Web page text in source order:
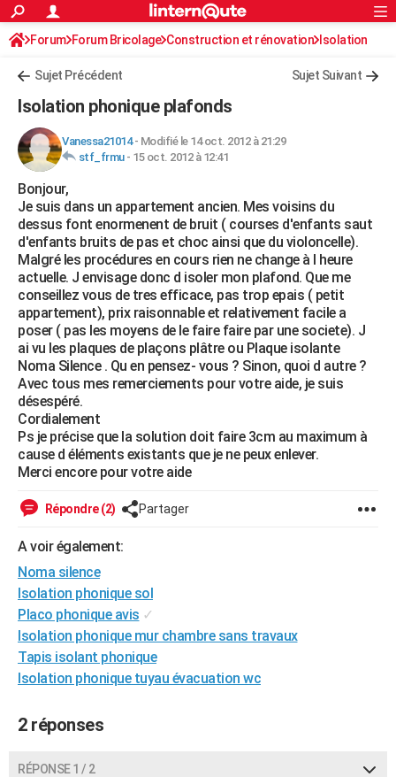
ACTUALITÉS
Politique
Société
Faits Divers
Education
Monde
Villes
+
FINANCE
Retraite
Impôts
Epargne
Immobilier
Risques naturels par ville
Banque
Assurance
Crédit
AUTO
Essais
Réserver un essai
Citadines
Berlines
SUV
Forum auto
+HIGH-TECH
Mobiles
Meilleur smartphone
Internet
Ordinateurs
Jeux vidéo
Guide high-tech
+BRICOLAGE
Forum
Aménagement intérieur
Extérieur
Cuisine
Salle de bains
Jardinage
Rangement
WEEK-END
Guides de France
Escapades
Patrimoine
Expositions
Musées
Week-end nature
LIFESTYLE
Art de vivre
Bien-être
Loisirs
ModeModes de vie
SANTE
Alimentation
Guide de la santé
Maladies
Médicaments
Sommeil
VOYAGE
Destinations
City break
Voyage nature
Voyage de noces
Forum
Climat
+PHOTO
GUIDES D'ACHAT
Carte de Noël
Carte Bonne année
Carte Saint-Valentin
Carte Pâques
Carte d'anniversaire
Dictionnaire
Biographies
Citations
Expressions
Proverbes
PROGRAMME TV
COPAINS D'AVANT
S'inscrire
Se connecter
Lycées
Collèges
Primaires
Universités
Entreprises
Service militaire
Avis de recherche
AVIS DE DÉCÈS
Bricolage
Lifestyle
Culture
Television
Voyage
Rechercher
S'inscrire
Connexion
Forum Forum Bricolage Construction et rénovation Isolation
Sujet Précédent Sujet Suivant
Isolation phonique plafonds
Vanessa21014- Modifié le 14 oct. 2012 à 21:29
stf_frmu- 15 oct. 2012 à 12:41
Bonjour,
Je suis dans un appartement ancien. Mes voisins du
dessus font enormenent de bruit ( courses d'enfants saut
d'enfants bruits de pas et choc ainsi que du violoncelle).
Malgré les procédures en cours rien ne change à l heure
actuelle. J envisage donc d isoler mon plafond. Que me
conseillez vous de tres efficace, pas trop epais ( petit
appartement), prix raisonnable et relativement facile a
poser ( pas les moyens de le faire faire par une societe). J
ai vu les plaques de plaçons plâtre ou Plaque isolante
Noma Silence . Qu en pensez- vous ? Sinon, quoi d autre ?
Avec tous mes remerciements pour votre aide, je suis
désespéré.
Cordialement
Ps je précise que la solution doit faire 3cm au maximum à
cause d éléments existants que je ne peux enlever.
Merci encore pour votre aide
Répondre (2) Partager
A voir également:
Noma silence
Isolation phonique sol
Placo phonique avis ✓
Isolation phonique mur chambre sans travaux
Tapis isolant phonique
Isolation phonique tuyau évacuation wc
2 réponses
RÉPONSE 1 / 2